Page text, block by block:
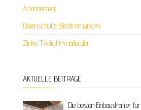
Abonnement
Datenschutz-Bestimmungen
Zirka Twilight-mailorder
AKTUELLE BEITRÄGE
Die besten Einbaustrahler